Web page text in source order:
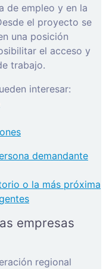
de empleo y en la
el proyecto se
una posición
el acceso y
trabajo.
interesar:
demandante
o la más próxima
empresas
regional